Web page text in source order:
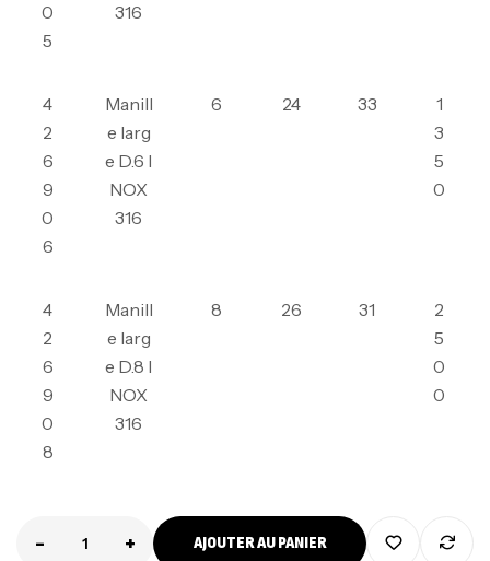
0
5
316
4
2
6
9
0
6
Manill
e larg
e D.6 I
NOX
316
6 24 33
1
3
5
0
4
2
6
9
0
8
Manill
e larg
e D.8 I
NOX
316
8 26 31
2
5
0
0
- + AJOUTER AU PANIER